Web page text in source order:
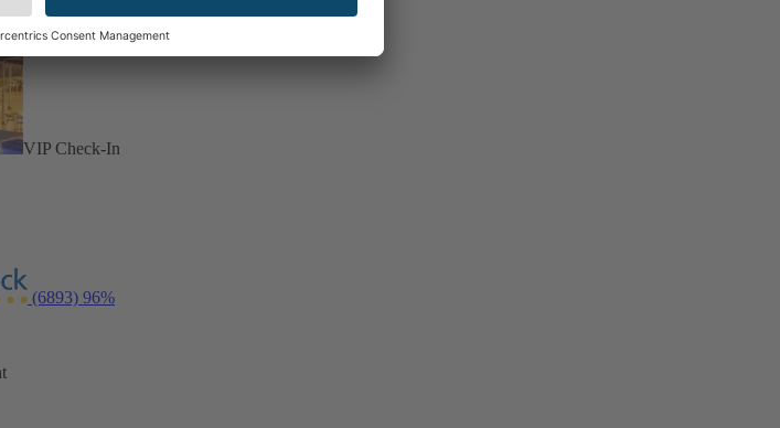
VIP Check-In
(6893) 96%